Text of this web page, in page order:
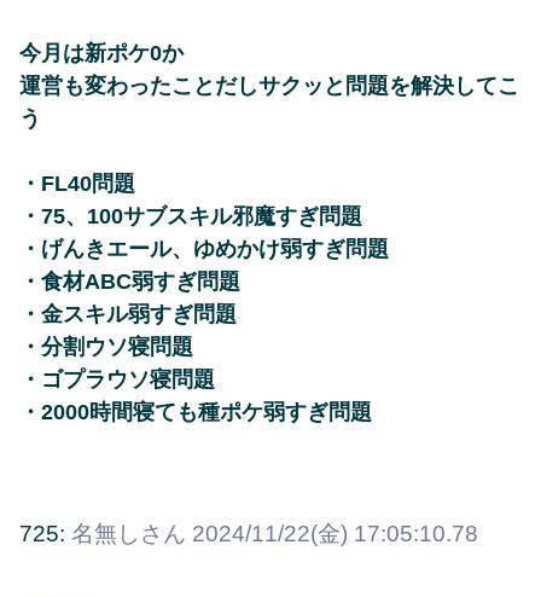
今月は新ポケ0か
運営も変わったことだしサクッと問題を解決してこ
う
・FL40問題
・75、100サブスキル邪魔すぎ問題
・げんきエール、ゆめかけ弱すぎ問題
・食材ABC弱すぎ問題
・金スキル弱すぎ問題
・分割ウソ寝問題
・ゴプラウソ寝問題
・2000時間寝ても種ポケ弱すぎ問題
725: 名無しさん 2024/11/22(金) 17:05:10.78